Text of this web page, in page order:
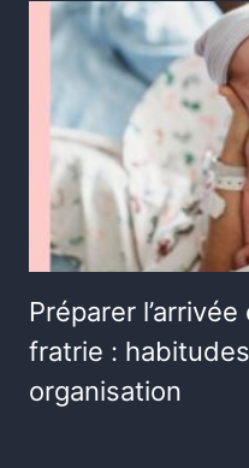
Préparer
fratrie :
organisation